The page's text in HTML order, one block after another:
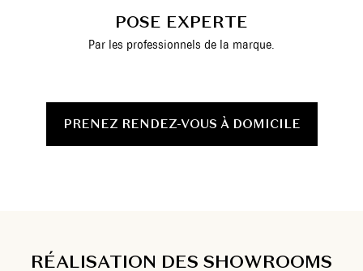
POSE EXPERTE
Par les professionnels de la marque.
PRENEZ RENDEZ-VOUS À DOMICILE
RÉALISATION DES SHOWROOMS